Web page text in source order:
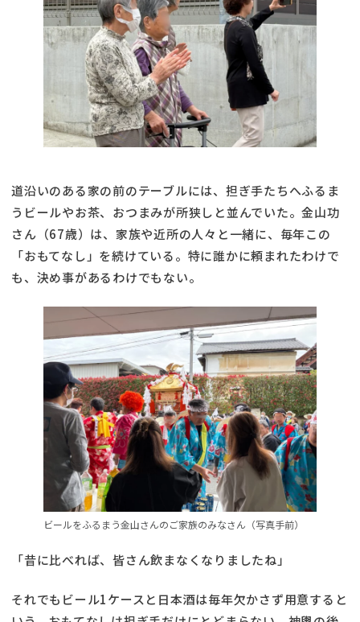
道沿いのある家の前のテーブルには、担ぎ手たちへふるま
うビールやお茶、おつまみが所狭しと並んでいた。金山功
さん（67歳）は、家族や近所の人々と一緒に、毎年この
「おもてなし」を続けている。特に誰かに頼まれたわけで
も、決め事があるわけでもない。
ビールをふるまう金山さんのご家族のみなさん（写真手前）
「昔に比べれば、皆さん飲まなくなりましたね」
それでもビール1ケースと日本酒は毎年欠かさず用意すると